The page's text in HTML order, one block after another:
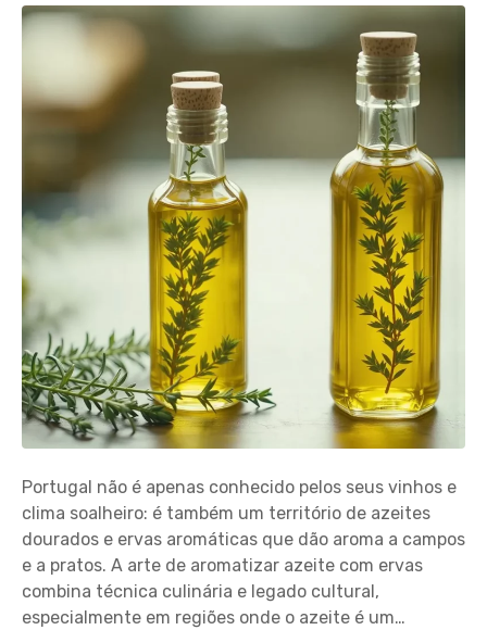
Portugal não é apenas conhecido pelos seus vinhos e
clima soalheiro: é também um território de azeites
dourados e ervas aromáticas que dão aroma a campos
e a pratos. A arte de aromatizar azeite com ervas
combina técnica culinária e legado cultural,
especialmente em regiões onde o azeite é um…